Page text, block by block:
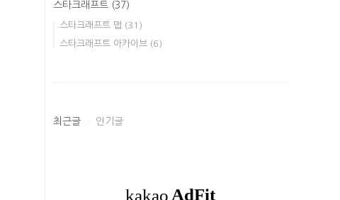
스타크래프트 (37)
스타크래프트 맵 (31)
스타크래프트 아카이브 (6)
최근글 인기글